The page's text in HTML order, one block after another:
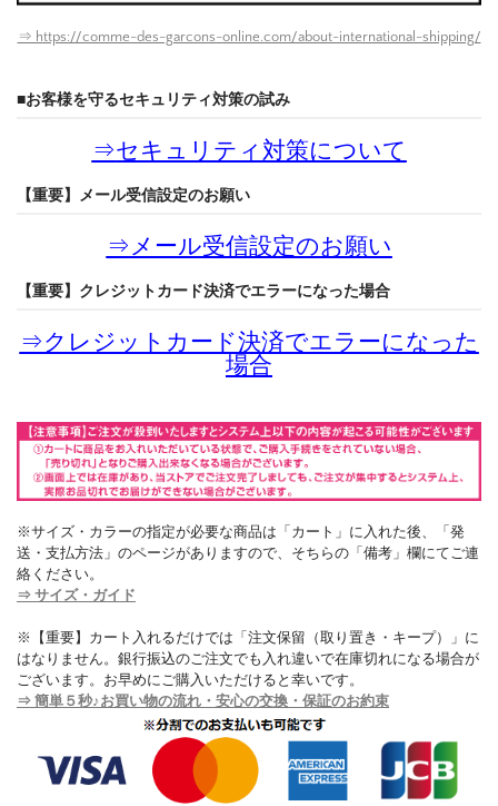
⇒ https://comme-des-garcons-online.com/about-international-shipping/
■お客様を守るセキュリティ対策の試み
⇒セキュリティ対策について
【重要】メール受信設定のお願い
⇒メール受信設定のお願い
【重要】クレジットカード決済でエラーになった場合
⇒クレジットカード決済でエラーになった
場合
※サイズ・カラーの指定が必要な商品は「カート」に入れた後、「発
送・支払方法」のページがありますので、そちらの「備考」欄にてご連
絡ください。
⇒ サイズ・ガイド
※【重要】カート入れるだけでは「注文保留（取り置き・キープ）」に
はなりません。銀行振込のご注文でも入れ違いで在庫切れになる場合が
ございます。お早めにご購入いただけると幸いです。
⇒ 簡単５秒♪お買い物の流れ・安心の交換・保証のお約束